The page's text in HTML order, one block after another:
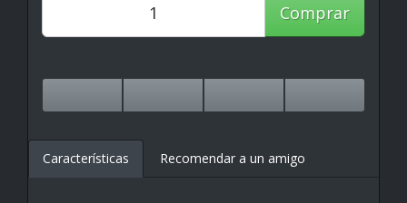
Comprar
Características Recomendar a un amigo